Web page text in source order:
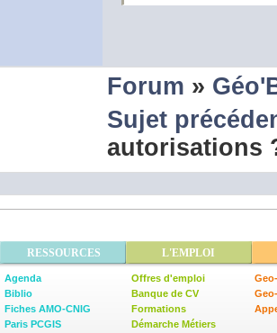
Forum »
Sujet
RESSOURCES L'EMPLOI
Agenda
Biblio
Fiches AMO-CNIG
Paris PCGIS
Offres d'emploi
Banque de CV
Formations
Démarche Métiers